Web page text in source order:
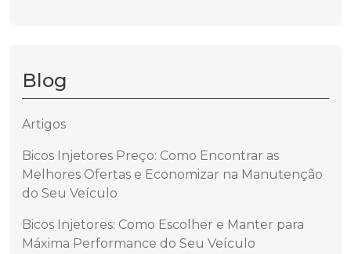
Blog
Artigos
Bicos Injetores Preço: Como Encontrar as
Melhores Ofertas e Economizar na Manutenção
do Seu Veículo
Bicos Injetores: Como Escolher e Manter para
Máxima Performance do Seu Veículo